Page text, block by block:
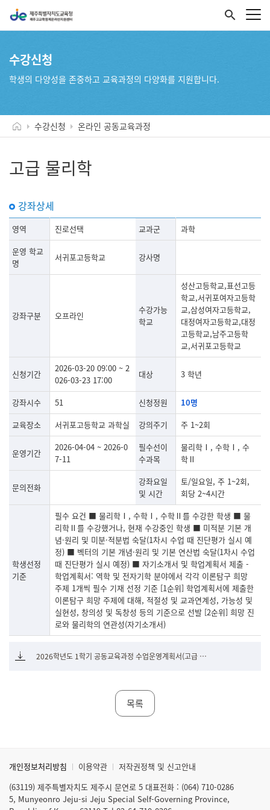
search
수강신청
학생의 다양성을 존중하고 교육과정의 다양화를 지원합니다.
수강신청 온라인 공동교육과정
고급 물리학
강좌상세
영역 진로선택 교과군
과학
운영 학교
명
서귀포고등학교 강사명
강좌구분 오프라인
수강가능
학교
성산고등학교,표선고등
학교,서귀포여자고등학
교,삼성여자고등학교,
대정여자고등학교,대정
고등학교,남주고등학
교,서귀포고등학교
신청기간
2026-03-20 09:00 ~ 2
026-03-23 17:00
대상 3 학년
강좌시수 51 신청정원
10명
교육장소
서귀포고등학교 과학실 강의주기 주 1~2회
운영기간
2026-04-04 ~ 2026-0
7-11
필수선이
수과목
물리학Ⅰ, 수학Ⅰ, 수
학Ⅱ
문의전화
강좌요일
및 시간
토/일요일, 주 1~2회,
회당 2~4시간
학생선정
기준
필수 요건 ■ 물리학Ⅰ, 수학Ⅰ, 수학Ⅱ를 수강한 학생 ■ 물
리학Ⅱ를 수강했거나, 현재 수강중인 학생 ■ 미적분 기본 개
념·원리 및 미분·적분법 숙달(1차시 수업 때 진단평가 실시 예
정) ■ 벡터의 기본 개념·원리 및 기본 연산법 숙달(1차시 수업
때 진단평가 실시 예정) ■ 자기소개서 및 학업계획서 제출 -
학업계획서: 역학 및 전자기학 분야에서 각각 이론탐구 희망
주제 1개씩 필수 기재 선정 기준 [1순위] 학업계획서에 제출한
이론탐구 희망 주제에 대해, 적절성 및 교과연계성, 가능성 및
실현성, 창의성 및 독창성 등의 기준으로 선발 [2순위] 희망 진
로와 물리학의 연관성(자기소개서)
2026학년도 1학기 공동교육과정 수업운영계획서(고급 물리학).pdf
목록
개인정보처리방침 이용약관
저작권정책 및 신고안내
(63119) 제주특별자치도 제주시 문연로 5 대표전화 : (064) 710-0286
5, Munyeonro Jeju-si Jeju Special Self-Governing Province,